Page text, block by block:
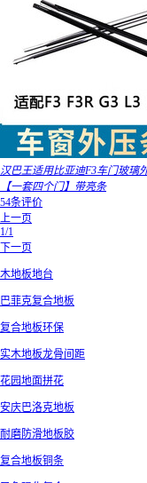
汉巴王适用比亚迪F3车门玻璃
【一套四个门】带亮条
54条评价
上一页
1/1
下一页
木地板地台
巴菲克复合地板
复合地板环保
实木地板龙骨间距
花园地面拼花
安庆巴洛克地板
耐磨防滑地板胶
复合地板铜条